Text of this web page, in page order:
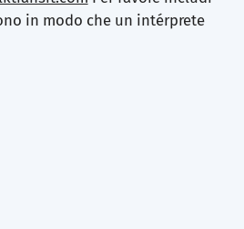
in modo che un intérprete